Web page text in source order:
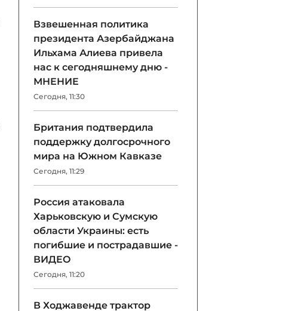
Взвешенная политика
президента Азербайджана
Ильхама Алиева привела
нас к сегодняшнему дню -
МНЕНИЕ
Сегодня, 11:30
Британия подтвердила
поддержку долгосрочного
мира на Южном Кавказе
Сегодня, 11:29
Россия атаковала
Харьковскую и Сумскую
области Украины: есть
погибшие и пострадавшие -
ВИДЕО
Сегодня, 11:20
В Ходжавенде трактор